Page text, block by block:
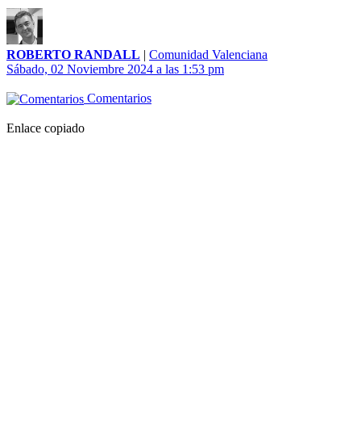
ROBERTO RANDALL | Comunidad Valenciana
Sábado, 02 Noviembre 2024 a las 1:53 pm
Comentarios
Enlace copiado